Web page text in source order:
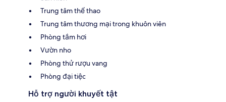
Trung tâm thể thao
Trung tâm thương mại trong khuôn viên
Phòng tắm hơi
Vườn nho
Phòng thử rượu vang
Phòng đại tiệc
Hỗ trợ người khuyết tật